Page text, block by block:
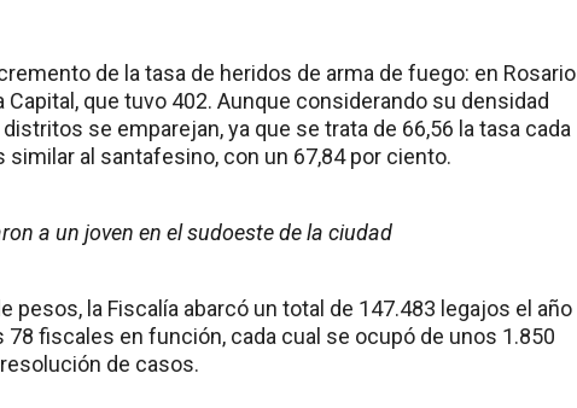
de la tasa de heridos de arma de fuego: en Rosario
que tuvo 402. Aunque considerando su densidad
se emparejan, ya que se trata de 66,56 la tasa cada
al santafesino, con un 67,84 por ciento.
a un joven en el sudoeste de la ciudad
pesos, la Fiscalía abarcó un total de 147.483 legajos el año
78 fiscales en función, cada cual se ocupó de unos 1.850
de casos.